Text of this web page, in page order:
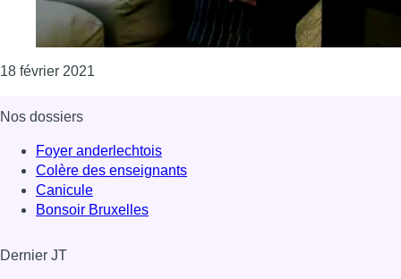
18 février 2021
Nos dossiers
Foyer anderlechtois
Colère des enseignants
Canicule
Bonsoir Bruxelles
Dernier JT